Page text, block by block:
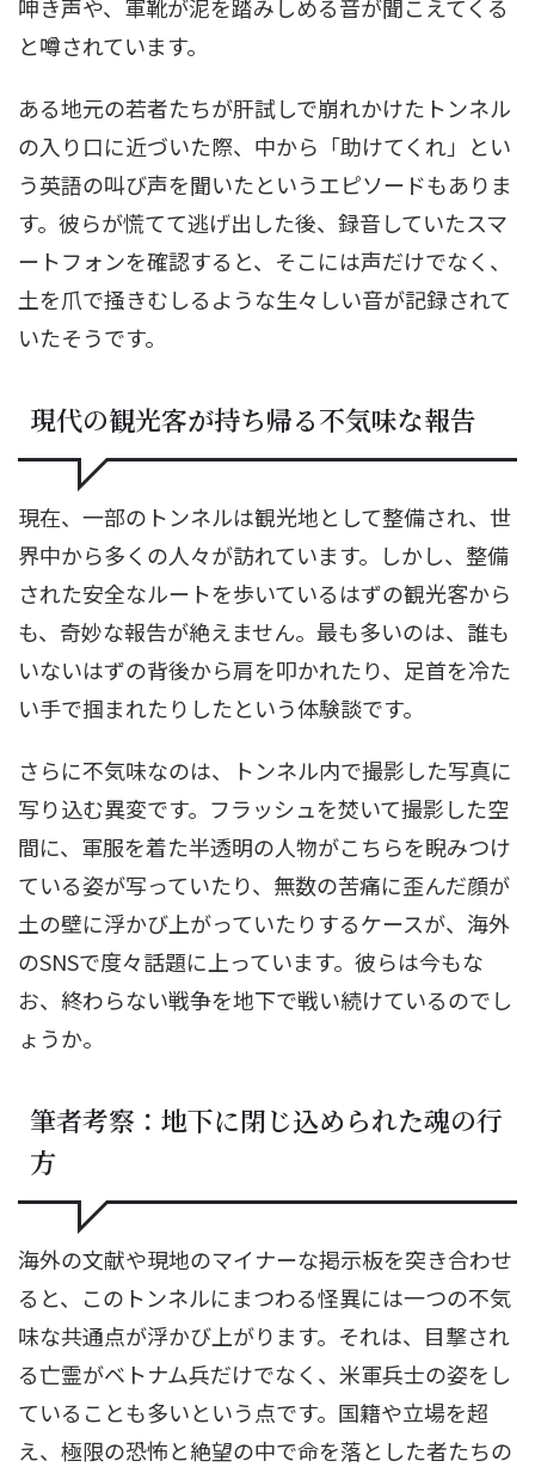
呻き声や、軍靴が泥を踏みしめる音が聞こえてくる
と噂されています。
ある地元の若者たちが肝試しで崩れかけたトンネル
の入り口に近づいた際、中から「助けてくれ」とい
う英語の叫び声を聞いたというエピソードもありま
す。彼らが慌てて逃げ出した後、録音していたスマ
ートフォンを確認すると、そこには声だけでなく、
土を爪で掻きむしるような生々しい音が記録されて
いたそうです。
現代の観光客が持ち帰る不気味な報告
現在、一部のトンネルは観光地として整備され、世
界中から多くの人々が訪れています。しかし、整備
された安全なルートを歩いているはずの観光客から
も、奇妙な報告が絶えません。最も多いのは、誰も
いないはずの背後から肩を叩かれたり、足首を冷た
い手で掴まれたりしたという体験談です。
さらに不気味なのは、トンネル内で撮影した写真に
写り込む異変です。フラッシュを焚いて撮影した空
間に、軍服を着た半透明の人物がこちらを睨みつけ
ている姿が写っていたり、無数の苦痛に歪んだ顔が
土の壁に浮かび上がっていたりするケースが、海外
のSNSで度々話題に上っています。彼らは今もな
お、終わらない戦争を地下で戦い続けているのでし
ょうか。
筆者考察：地下に閉じ込められた魂の行
方
海外の文献や現地のマイナーな掲示板を突き合わせ
ると、このトンネルにまつわる怪異には一つの不気
味な共通点が浮かび上がります。それは、目撃され
る亡霊がベトナム兵だけでなく、米軍兵士の姿をし
ていることも多いという点です。国籍や立場を超
え、極限の恐怖と絶望の中で命を落とした者たちの